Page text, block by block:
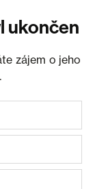
ukončen
zájem o jeho